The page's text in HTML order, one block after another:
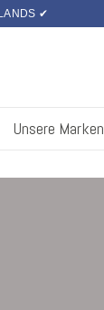
✔
Unsere Marken